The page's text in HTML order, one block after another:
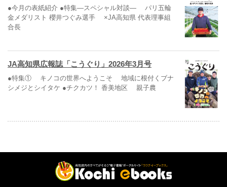
●今月の表紙紹介 ●特集―スペシャル対談― パリ五輪
金メダリスト 櫻井つぐみ選手 ×JA高知県 代表理事組
合長
JA高知県広報誌「こうぐり」2026年3月号
●特集① キノコの世界へようこそ 地域に根付くブナ
シメジとシイタケ ●チクカツ！ 香美地区 親子農